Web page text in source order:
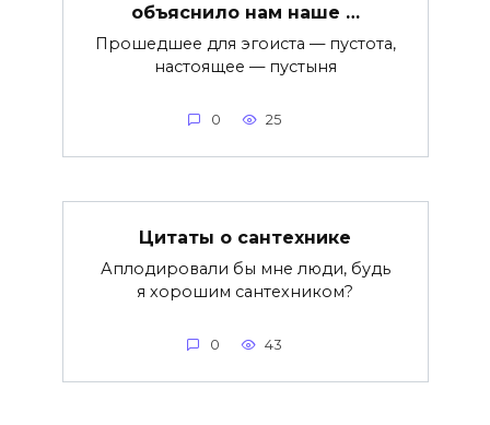
объяснило нам наше …
Прошедшее для эгоиста — пустота,
настоящее — пустыня
0 25
Цитаты о сантехнике
Аплодировали бы мне люди, будь
я хорошим сантехником?
0 43